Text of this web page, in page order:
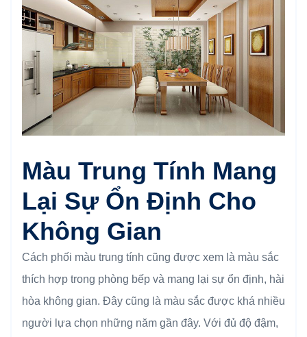
Màu Trung Tính Mang
Lại Sự Ổn Định Cho
Không Gian
Cách phối màu trung tính cũng được xem là màu sắc
thích hợp trong phòng bếp và mang lại sự ổn định, hài
hòa không gian. Đây cũng là màu sắc được khá nhiều
người lựa chọn những năm gần đây. Với đủ độ đậm,